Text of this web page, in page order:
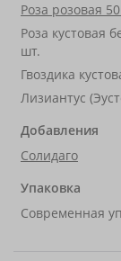
Роза розовая
Роза кустовая
шт.
Гвоздика
Лизиантус
Добавления
Солидаго
Упаковка
Современная